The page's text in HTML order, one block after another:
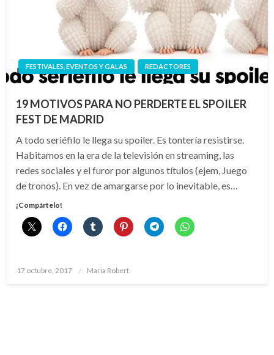
FESTIVALES, EVENTOS Y GALAS REDACTORES
19 MOTIVOS PARA NO PERDERTE EL SPOILER
FEST DE MADRID
A todo seriéfilo le llega su spoiler. Es tontería resistirse.
Habitamos en la era de la televisión en streaming, las
redes sociales y el furor por algunos títulos (ejem, Juego
de tronos). En vez de amargarse por lo inevitable, es…
¡Compártelo!
Publicado
17 octubre, 2017 Maria Robert